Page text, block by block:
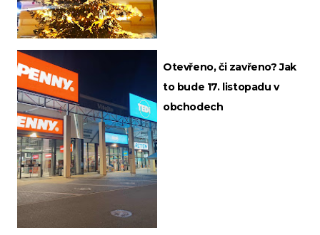
Otevřeno, či zavřeno? Jak
to bude 17. listopadu v
obchodech